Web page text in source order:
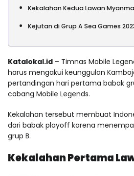
Kekalahan Kedua Lawan
Kejutan di Grup A Sea Games
Katalokal.id – Timnas Mobile
harus mengakui keunggulan
pertandingan hari pertama babak
cabang Mobile Legends.
Kekalahan tersebut membuat
dari babak playoff karena
grup B.
Kekalahan Pertama